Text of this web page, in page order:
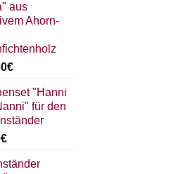
aus
Ahorn-
€
"Hanni
für den
€